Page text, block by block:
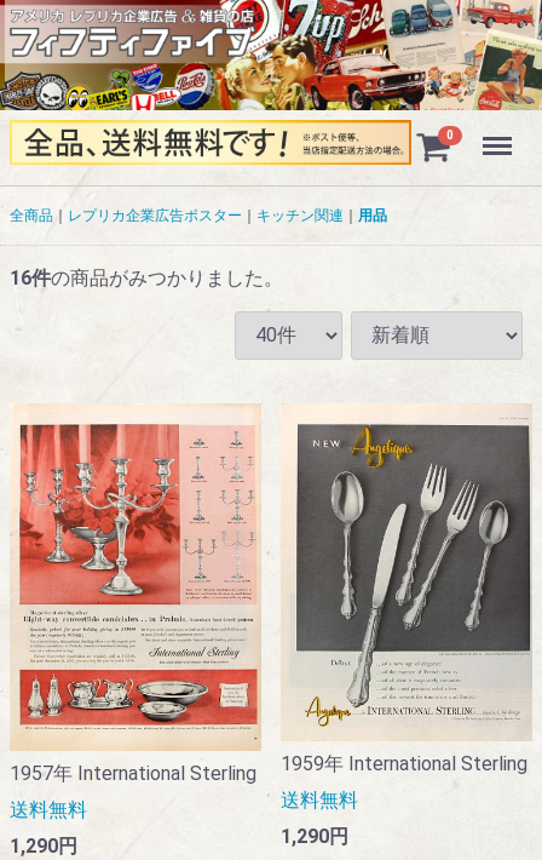
0 Menu
全商品 レプリカ企業広告ポスター キッチン関連 用品
16件の商品がみつかりました。
1957年 International Sterling
送料無料
1,290円
1959年 International Sterling
送料無料
1,290円